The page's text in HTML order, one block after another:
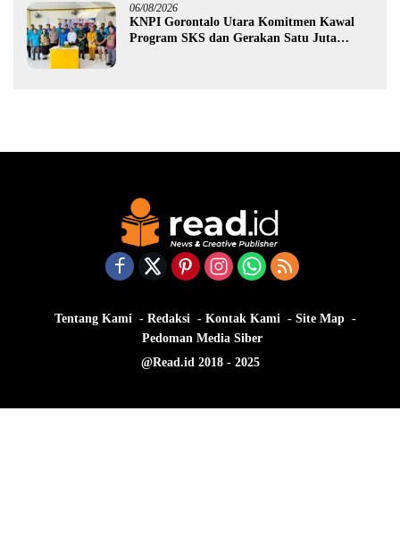
06/08/2026
KNPI Gorontalo Utara Komitmen Kawal
Program SKS dan Gerakan Satu Juta
Tentang Kami Redaksi Kontak Kami
Site Map
Pedoman Media Siber
@Read.id 2018 - 2025